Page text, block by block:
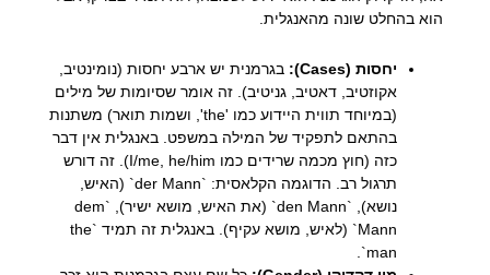
הוא בהחלט שונה מהאנגלית.
יחסות (Cases):
בגרמנית יש ארבע יחסות (נומינטיב,
אקוזטיב, דאטיב, גניטיב). זה אומר שסיומות של מילים
(במיוחד תווית היידוע כמו 'the', ושמות תואר) משתנות
בהתאם לתפקיד של המילה במשפט. באנגלית אין דבר
כזה (חוץ מכמה שרידים כמו I/me, he/him). זה דורש
תרגול רב. הדוגמה הקלאסית: `der Mann` (האיש,
נושא), `den Mann` (את האיש, מושא ישיר), `dem
Mann` (לאיש, מושא עקיף). באנגלית זה תמיד `the
man`.